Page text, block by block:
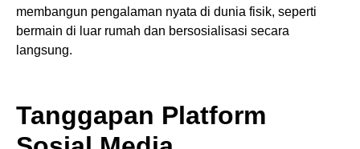
membangun pengalaman nyata di dunia fisik, seperti
bermain di luar rumah dan bersosialisasi secara
langsung.
Tanggapan Platform